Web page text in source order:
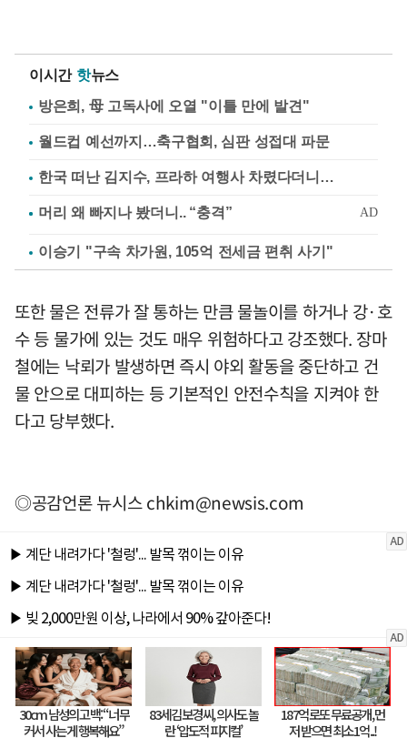
이시간 핫뉴스
방은희, 母 고독사에 오열 "이틀 만에 발견"
월드컵 예선까지…축구협회, 심판 성접대 파문
한국 떠난 김지수, 프라하 여행사 차렸다더니…
이승기 "구속 차가원, 105억 전세금 편취 사기"
또한 물은 전류가 잘 통하는 만큼 물놀이를 하거나 강·호
수 등 물가에 있는 것도 매우 위험하다고 강조했다. 장마
철에는 낙뢰가 발생하면 즉시 야외 활동을 중단하고 건
물 안으로 대피하는 등 기본적인 안전수칙을 지켜야 한
다고 당부했다.
◎공감언론 뉴시스chkim@newsis.com